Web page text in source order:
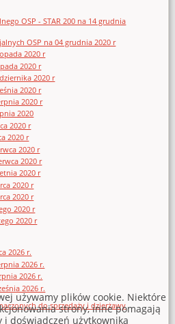
OSP - STAR 200 na 14 grudnia
OSP na 04 grudnia 2020 r
2020 r
2020 r
2020 r
2020 r
2020 r
2020
2020 r
2020 r
2020 r
2020 r
2020 r
2020 r
2020 r
2020 r
2020 r
2026 r.
2026 r.
2026 r.
2026 r.
do sprzedaży i dzierżawy
używamy plików cookie. Niektóre
strony, inne pomagają
doświadczeń użytkownika